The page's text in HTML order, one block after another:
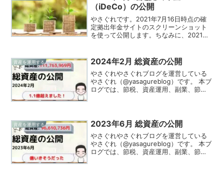
（iDeCo）の公開
やさぐれです。2021年7月16日時点の確
定拠出年金サイトのスクリーンショット
を使って公開します。ちなみに、2021年
7月の総資産評価額は約312万円でした。
変わ...
資産を運用する 2024年2月 総資産の公開
やさぐれやさぐれブログを運営している
やさぐれ（@yasagureblog）です。 本ブ
ログでは、節税、資産運用、副業、節約
か...
資産を運用する 2023年6月 総資産の公開
やさぐれやさぐれブログを運営している
やさぐれ（@yasagureblog）です。 本ブ
ログでは、節税、資産運用、副業、節約